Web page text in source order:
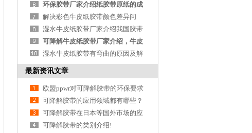
何存储与运输
环保胶带厂家介绍纸胶带原纸的成
份！
解决彩色牛皮纸胶带颜色差异问
题！
湿水牛皮纸胶带厂家介绍我国胶带
行业的发展趋
可降解牛皮纸胶带厂家介绍，牛皮
纸张开数表!
湿水牛皮纸胶带有弯曲的原因及解
决方法！
最新资讯文章
欧盟ppwr对可降解胶带的环保要求
有哪些？
可降解胶带的应用领域都有哪些？
可降解胶带在日本等国外市场的应
用！
可降解胶带的类别介绍!